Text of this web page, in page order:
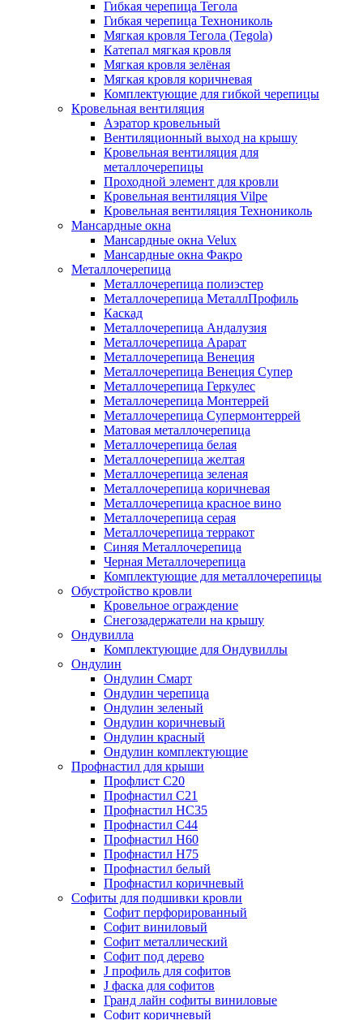
Гибкая черепица Тегола
Гибкая черепица Технониколь
Мягкая кровля Тегола (Tegola)
Катепал мягкая кровля
Мягкая кровля зелёная
Мягкая кровля коричневая
Комплектующие для гибкой черепицы
Кровельная вентиляция
Аэратор кровельный
Вентиляционный выход на крышу
Кровельная вентиляция для
металлочерепицы
Проходной элемент для кровли
Кровельная вентиляция Vilpe
Кровельная вентиляция Технониколь
Мансардные окна
Мансардные окна Velux
Мансардные окна Факро
Металлочерепица
Металлочерепица полиэстер
Металлочерепица МеталлПрофиль
Каскад
Металлочерепица Андалузия
Металлочерепица Арарат
Металлочерепица Венеция
Металлочерепица Венеция Супер
Металлочерепица Геркулес
Металлочерепица Монтеррей
Металлочерепица Супермонтеррей
Матовая металлочерепица
Металлочерепица белая
Металлочерепица желтая
Металлочерепица зеленая
Металлочерепица коричневая
Металлочерепица красное вино
Металлочерепица серая
Металлочерепица терракот
Синяя Металлочерепица
Черная Металлочерепица
Комплектующие для металлочерепицы
Обустройство кровли
Кровельное ограждение
Снегозадержатели на крышу
Ондувилла
Комплектующие для Ондувиллы
Ондулин
Ондулин Смарт
Ондулин черепица
Ондулин зеленый
Ондулин коричневый
Ондулин красный
Ондулин комплектующие
Профнастил для крыши
Профлист С20
Профнастил С21
Профнастил НС35
Профнастил С44
Профнастил Н60
Профнастил Н75
Профнастил белый
Профнастил коричневый
Софиты для подшивки кровли
Cофит перфорированный
Софит виниловый
Софит металлический
Софит под дерево
J профиль для софитов
J фаска для софитов
Гранд лайн софиты виниловые
Софит коричневый